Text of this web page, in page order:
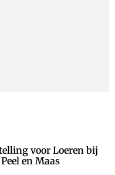
voor Loeren bij
en Maas